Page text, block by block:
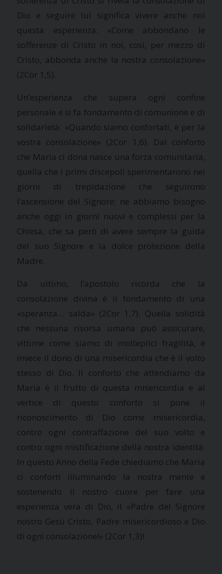
Dio e seguire lui significa vivere anche noi
questa esperienza: «Come abbondano le
sofferenze di Cristo in noi, così, per mezzo di
Cristo, abbonda anche la nostra consolazione»
(2Cor 1,5).
Un’esperienza che supera ogni confine
personale e si fa fondamento di comunione e di
solidarietà: «Quando siamo confortati, è per la
vostra consolazione» (2Cor 1,6). Dal conforto
che Maria ci dona nasce una forza comunitaria,
quella che i primi discepoli sperimentarono nei
giorni di trepidazione che seguirono
l’ascensione del Signore; ne abbiamo bisogno
anche oggi in giorni nuovi e complessi per la
Chiesa, che sa però di avere sempre la guida
del suo Signore e la dolce protezione della
Madre.
Da ultimo, l’apostolo ricorda che la
consolazione divina è il fondamento di una
«speranza… salda» (2Cor 1,7). Quella solidità
che nessuna risorsa umana può assicurare,
vittime come siamo di molteplici fragilità, è
invece il dono di una misericordia che è il volto
stesso di Dio. Il conforto che attendiamo da
Maria è il frutto di questa misericordia e al
vertice di questo conforto si pone il
riconoscimento di Dio come misericordia,
contro ogni contraffazione del suo volto e
contro ogni mistificazione della nostra identità.
In questo Anno della Fede chiediamo che Maria
ci conforti illuminando la nostra mente e
sostenendo il nostro cuore per fare una
esperienza vera di Dio, il «Padre del Signore
nostro Gesù Cristo, Padre misericordioso e Dio
di ogni consolazione!» (2Cor 1,3)!